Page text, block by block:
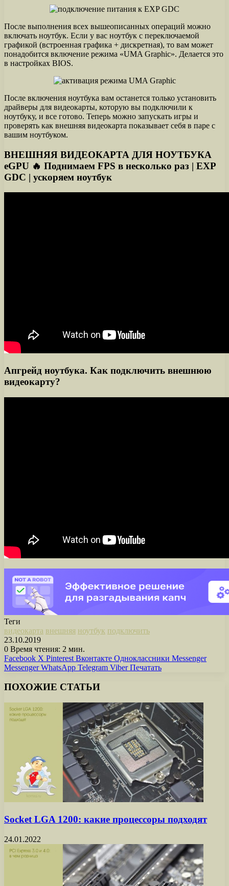
После выполнения всех вышеописанных операций можно
включать ноутбук. Если у вас ноутбук с переключаемой
графикой (встроенная графика + дискретная), то вам может
понадобится включение режима «UMA Graphic». Делается это
в настройках BIOS.
После включения ноутбука вам останется только установить
драйверы для видеокарты, которую вы подключили к
ноутбуку, и все готово. Теперь можно запускать игры и
проверять как внешняя видеокарта показывает себя в паре с
вашим ноутбуком.
ВНЕШНЯЯ ВИДЕОКАРТА ДЛЯ НОУТБУКА
eGPU 🔥 Поднимаем FPS в несколько раз | EXP
GDC | ускоряем ноутбук
Апгрейд ноутбука. Как подключить внешнюю
видеокарту?
Теги
видеокарта внешняя ноутбук подключить
23.10.2019
0 Время чтения: 2 мин.
Facebook X Pinterest Вконтакте Одноклассники Messenger
Messenger WhatsApp Telegram Viber Печатать
ПОХОЖИЕ СТАТЬИ
Socket LGA 1200: какие процессоры подходят
24.01.2022